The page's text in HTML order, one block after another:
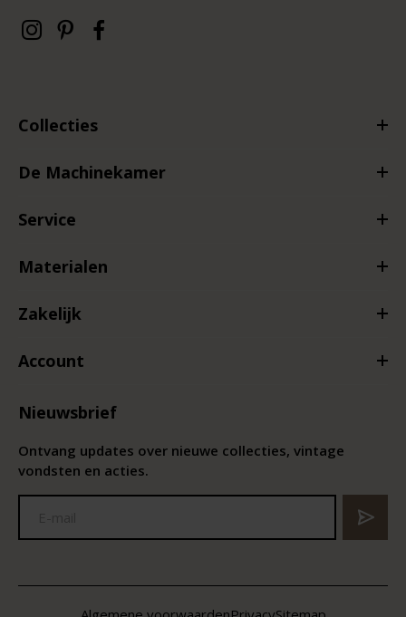
Collecties
De Machinekamer
Service
Materialen
Zakelijk
Account
Nieuwsbrief
Ontvang updates over nieuwe collecties, vintage
vondsten en acties.